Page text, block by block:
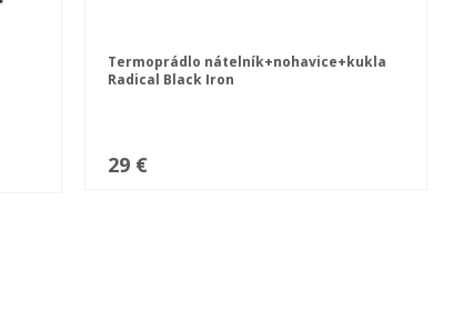
Termoprádlo nátelník+nohavice+kukla
Radical Black Iron
29 €